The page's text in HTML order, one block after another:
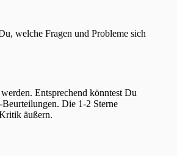
welche Fragen und Probleme sich
Entsprechend könntest Du
Die 1-2 Sterne
äußern.